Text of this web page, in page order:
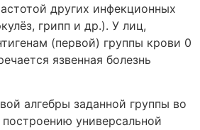
других инфекционных
грипп и др.). У лиц,
(первой) группы крови 0
язвенная болезнь
алгебры заданной группы во
универсальной